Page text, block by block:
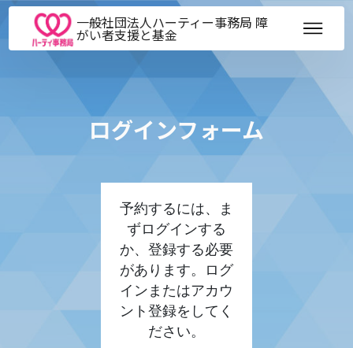
一般社団法人ハーティー事務局 障
がい者支援と基金
ログインフォーム
予約するには、ま
ずログインする
か、登録する必要
があります。ログ
インまたはアカウ
ント登録をしてく
ださい。